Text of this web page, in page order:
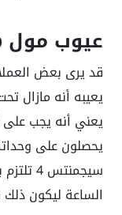
عيوب مول 9iNTH Hub
يعيبه أنه مازال
يعني أنه يجب
يحصلون على
الساعة ليكون